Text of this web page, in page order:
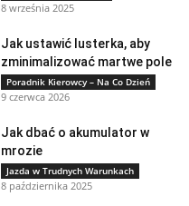
8 września 2025
Jak ustawić lusterka, aby
zminimalizować martwe pole
Poradnik Kierowcy – Na Co Dzień
9 czerwca 2026
Jak dbać o akumulator w
mrozie
Jazda w Trudnych Warunkach
8 października 2025